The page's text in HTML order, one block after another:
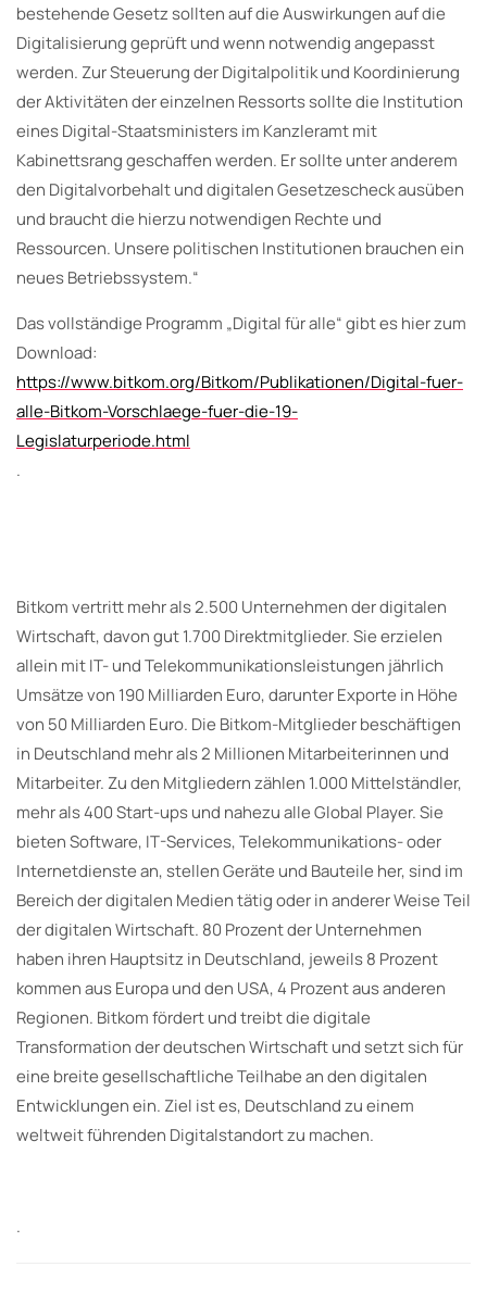
bestehende Gesetz sollten auf die Auswirkungen auf die
Digitalisierung geprüft und wenn notwendig angepasst
werden. Zur Steuerung der Digitalpolitik und Koordinierung
der Aktivitäten der einzelnen Ressorts sollte die Institution
eines Digital-Staatsministers im Kanzleramt mit
Kabinettsrang geschaffen werden. Er sollte unter anderem
den Digitalvorbehalt und digitalen Gesetzescheck ausüben
und braucht die hierzu notwendigen Rechte und
Ressourcen. Unsere politischen Institutionen brauchen ein
neues Betriebssystem.“
Das vollständige Programm „Digital für alle“ gibt es hier zum
Download:
https://www.bitkom.org/Bitkom/Publikationen/Digital-fuer-
alle-Bitkom-Vorschlaege-fuer-die-19-
Legislaturperiode.html
.
Bitkom vertritt mehr als 2.500 Unternehmen der digitalen
Wirtschaft, davon gut 1.700 Direktmitglieder. Sie erzielen
allein mit IT- und Telekommunikationsleistungen jährlich
Umsätze von 190 Milliarden Euro, darunter Exporte in Höhe
von 50 Milliarden Euro. Die Bitkom-Mitglieder beschäftigen
in Deutschland mehr als 2 Millionen Mitarbeiterinnen und
Mitarbeiter. Zu den Mitgliedern zählen 1.000 Mittelständler,
mehr als 400 Start-ups und nahezu alle Global Player. Sie
bieten Software, IT-Services, Telekommunikations- oder
Internetdienste an, stellen Geräte und Bauteile her, sind im
Bereich der digitalen Medien tätig oder in anderer Weise Teil
der digitalen Wirtschaft. 80 Prozent der Unternehmen
haben ihren Hauptsitz in Deutschland, jeweils 8 Prozent
kommen aus Europa und den USA, 4 Prozent aus anderen
Regionen. Bitkom fördert und treibt die digitale
Transformation der deutschen Wirtschaft und setzt sich für
eine breite gesellschaftliche Teilhabe an den digitalen
Entwicklungen ein. Ziel ist es, Deutschland zu einem
weltweit führenden Digitalstandort zu machen.
.